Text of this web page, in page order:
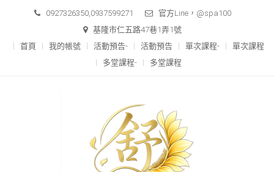
content
0927326350,0937599271
官方Line，@spa100
基隆市仁五路47巷1弄1號
首頁
我的帳號 活動預告- 活動預告 單次課程-
單次課程
多堂課程-
多堂課程